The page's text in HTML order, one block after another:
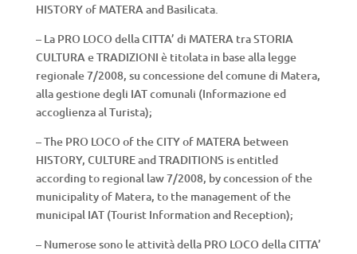
HISTORY of MATERA and Basilicata.
– La PRO LOCO della CITTA’ di MATERA tra STORIA
CULTURA e TRADIZIONI è titolata in base alla legge
regionale 7/2008, su concessione del comune di Matera,
alla gestione degli IAT comunali (Informazione ed
accoglienza al Turista);
– The PRO LOCO of the CITY of MATERA between
HISTORY, CULTURE and TRADITIONS is entitled
according to regional law 7/2008, by concession of the
municipality of Matera, to the management of the
municipal IAT (Tourist Information and Reception);
– Numerose sono le attività della PRO LOCO della CITTA’